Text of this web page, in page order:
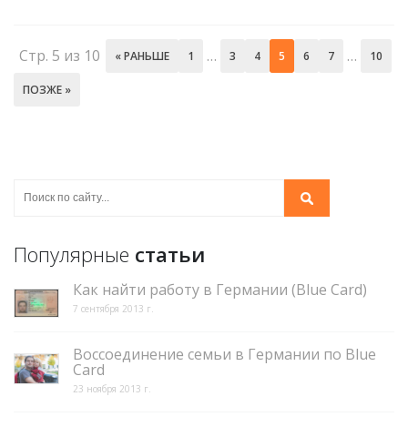
Стр. 5 из 10 « РАНЬШЕ 1 … 3 4 5 6 7 … 10
ПОЗЖЕ »
Популярные статьи
Как найти работу в Германии (Blue Card)
7 сентября 2013 г.
Воссоединение семьи в Германии по Blue
Card
23 ноября 2013 г.